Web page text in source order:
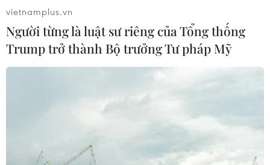
vietnamplus.vn
Người từng là luật sư riêng của Tổng thống
Trump trở thành Bộ trưởng Tư pháp Mỹ